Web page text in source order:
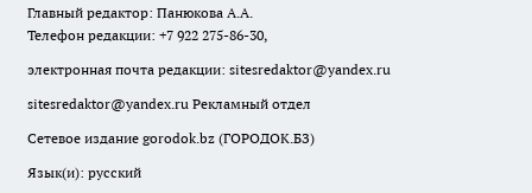
Главный редактор: Панюкова А.А.
Телефон редакции: +7 922 275-86-30,
электронная почта редакции: sitesredaktor@yandex.ru
sitesredaktor@yandex.ru Рекламный отдел
Сетевое издание gorodok.bz (ГОРОДОК.БЗ)
Язык(и): русский